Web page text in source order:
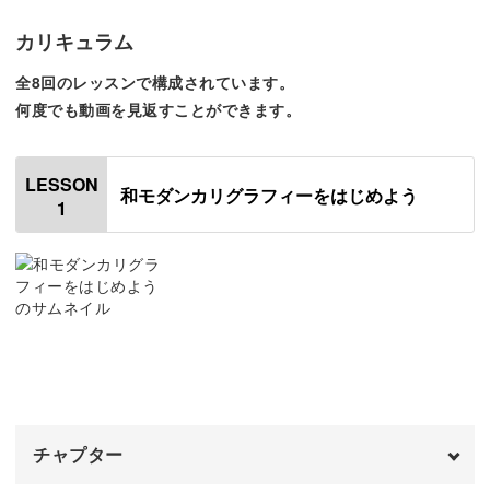
日本語でありながら西洋の筆記体を思わせる、唯一無二の
日本語の文字が書けますよ。
今回お教えするのは、オリジナルの書体、「春風」です。
和と洋が融合したモダンで洗練されたデザインを目指しな
なっています。
カリキュラム
全8回のレッスンで構成されています。
何度でも動画を見返すことができます。
LESSON
1
和モダンカリグラフィーをはじめよう
チャプター